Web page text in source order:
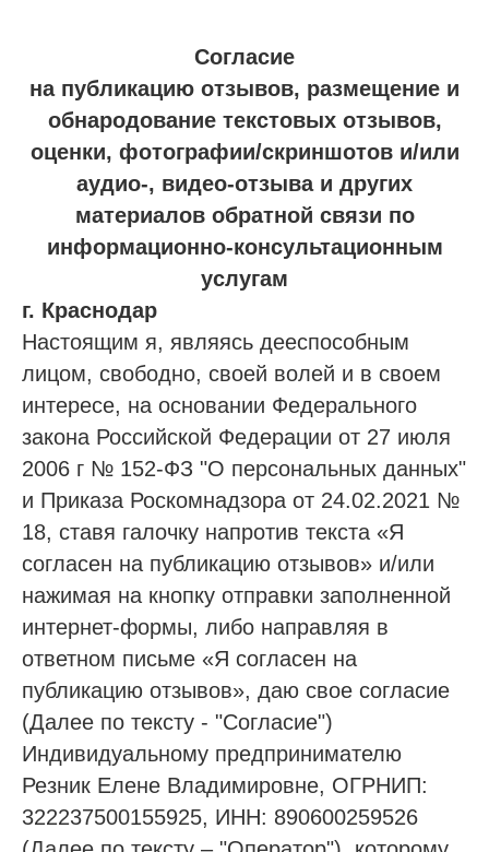
Согласие
на публикацию отзывов, размещение и
обнародование текстовых отзывов,
оценки, фотографии/скриншотов и/или
аудио-, видео-отзыва и других
материалов обратной связи по
информационно-консультационным
услугам
г. Краснодар
Настоящим я, являясь дееспособным
лицом, свободно, своей волей и в своем
интересе, на основании Федерального
закона Российской Федерации от 27 июля
2006 г № 152-ФЗ "О персональных данных"
и Приказа Роскомнадзора от 24.02.2021 №
18, ставя галочку напротив текста «Я
согласен на публикацию отзывов» и/или
нажимая на кнопку отправки заполненной
интернет-формы, либо направляя в
ответном письме «Я согласен на
публикацию отзывов», даю свое согласие
(Далее по тексту - "Согласие")
Индивидуальному предпринимателю
Резник Елене Владимировне, ОГРНИП:
322237500155925, ИНН: 890600259526